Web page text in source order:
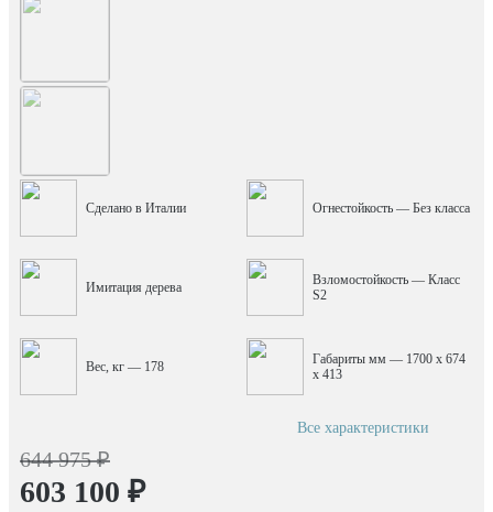
Сделано в Италии Огнестойкость — Без класса
Имитация дерева
Взломостойкость — Класс
S2
Вес, кг — 178
Габариты мм — 1700 x 674
x 413
Все характеристики
644 975 ₽
603 100 ₽